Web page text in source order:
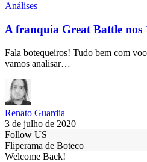
Análises
A franquia Great Battle nos
Fala botequeiros! Tudo bem com
vamos analisar…
Renato Guardia
3 de julho de 2020
Follow US
Fliperama de Boteco
Welcome Back!